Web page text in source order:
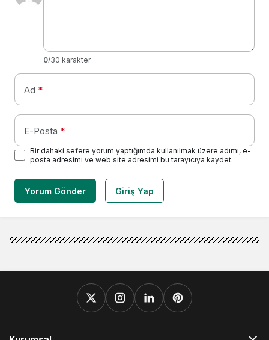
0/30 karakter
Ad *
E-Posta *
Bir dahaki sefere yorum yaptığımda kullanılmak üzere adımı, e-
posta adresimi ve web site adresimi bu tarayıcıya kaydet.
Yorum Gönder Giriş Yap